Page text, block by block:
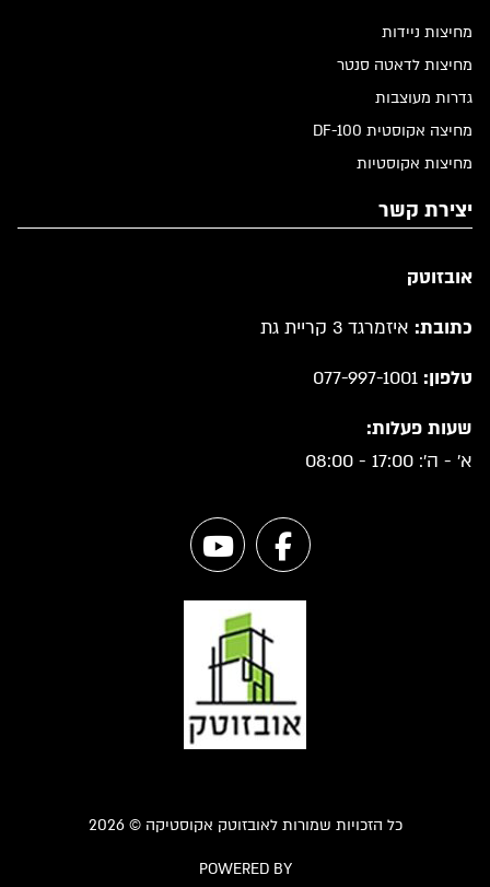
מחיצות ניידות
מחיצות לדאטה סנטר
גדרות מעוצבות
מחיצה אקוסטית DF-100
מחיצות אקוסטיות
יצירת קשר
אובזוטק
כתובת: איזמרגד 3 קריית גת
טלפון: 077-997-1001
שעות פעלות:
א' - ה': 17:00 - 08:00
כל הזכויות שמורות לאובזוטק אקוסטיקה © 2026
POWERED BY